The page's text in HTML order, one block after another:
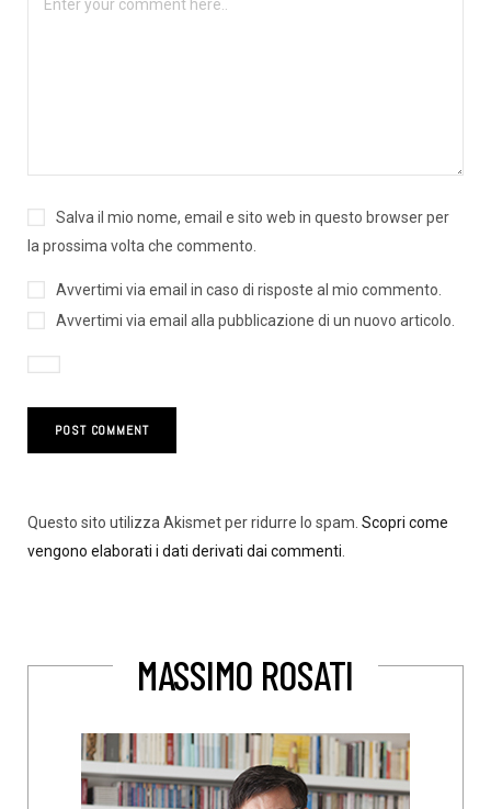
Salva il mio nome, email e sito web in questo browser per
la prossima volta che commento.
Avvertimi via email in caso di risposte al mio commento.
Avvertimi via email alla pubblicazione di un nuovo articolo.
Questo sito utilizza Akismet per ridurre lo spam. Scopri come
vengono elaborati i dati derivati dai commenti
MASSIMO ROSATI